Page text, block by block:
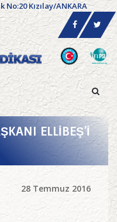
No:20 Kızılay/ANKARA
ELLİBEŞ’İ
28 Temmuz 2016